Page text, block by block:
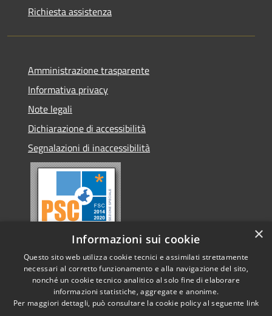
Richiesta assistenza
Amministrazione trasparente
Informativa privacy
Note legali
Dichiarazione di accessibilità
Segnalazioni di inaccessibilità
Accessibilità
Copyright © 2026 • Comune di
Conselve • Powered by
×
Informazioni sui cookie
Questo sito web utilizza cookie tecnici e assimilati strettamente
necessari al corretto funzionamento e alla navigazione del sito,
nonché un cookie tecnico analitico al solo fine di elaborare
informazioni statistiche, aggregate e anonime.
Per maggiori dettagli, può consultare la cookie policy al seguente link